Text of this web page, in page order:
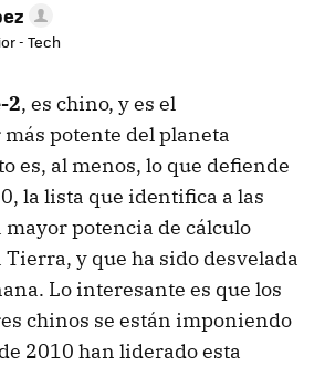
- Tech
2, es chino, y es el
potente del planeta
es, al menos, lo que defiende
la lista que identifica a las
potencia de cálculo
Tierra, y que ha sido desvelada
Lo interesante es que los
chinos se están imponiendo
2010 han liderado esta